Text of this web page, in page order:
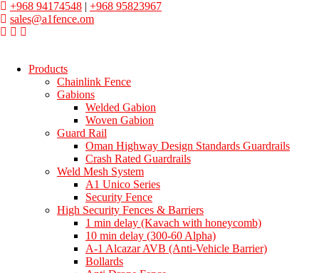
+968 94174548 | +968 95823967
sales@a1fence.om
Products
Chainlink Fence
Gabions
Welded Gabion
Woven Gabion
Guard Rail
Oman Highway Design Standards Guardrails
Crash Rated Guardrails
Weld Mesh System
A1 Unico Series
Security Fence
High Security Fences & Barriers
1 min delay (Kavach with honeycomb)
10 min delay (300-60 Alpha)
A-1 Alcazar AVB (Anti-Vehicle Barrier)
Bollards